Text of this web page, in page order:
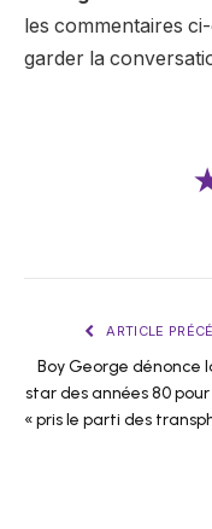
les commentaires
garder la
ARTICLE
Boy George dénonce
star des années 80
« pris le parti des